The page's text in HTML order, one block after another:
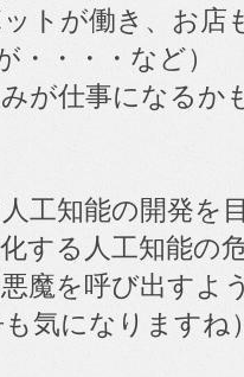
ットが働き、お
・・・・など）
が仕事になるか
工知能の開発を
する人工知能の
魔を呼び出すよ
気になりますね